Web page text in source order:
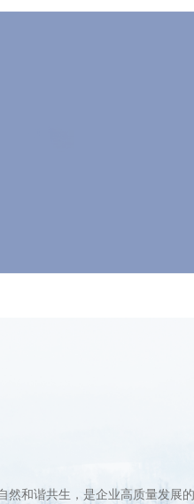
和谐共生，是企业高质量发